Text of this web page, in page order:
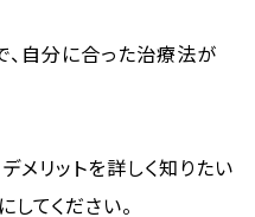
自分に合った治療法が
メリットを詳しく知りたい
てください。